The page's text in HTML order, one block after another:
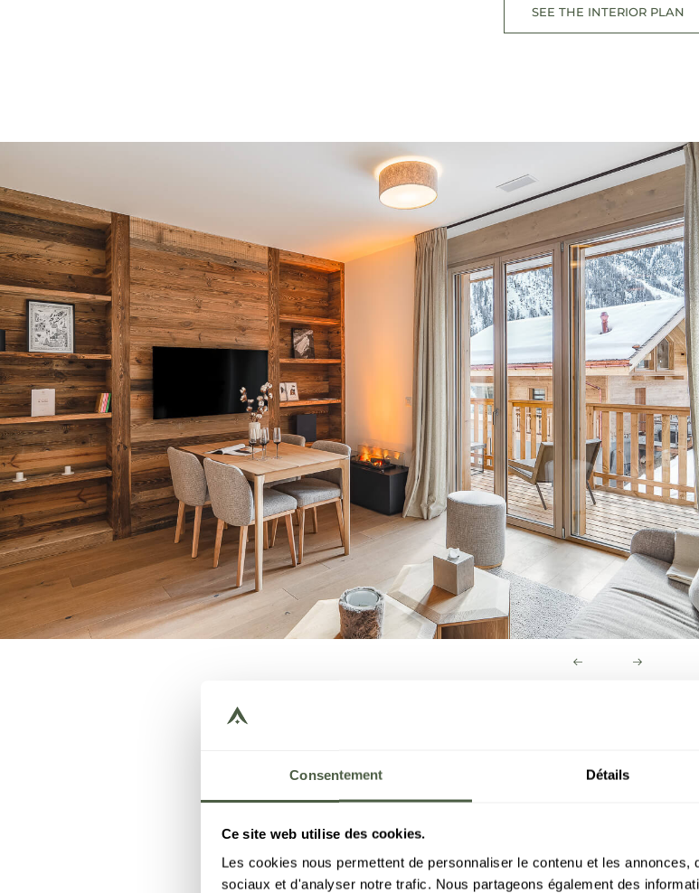
Consentement Détails
Ce site web utilise des cookies.
Les cookies nous permettent de personnaliser le contenu et les
sociaux et d'analyser notre trafic. Nous partageons également des
SEE THE INTERIOR PLAN